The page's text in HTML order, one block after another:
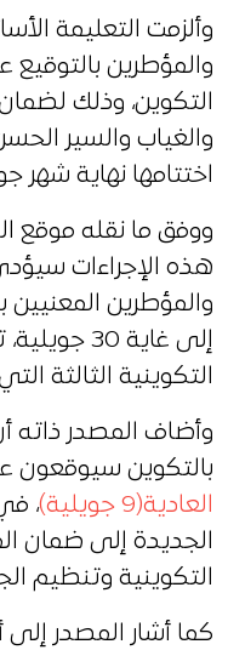
وألزمت التعليمة
والمؤطرين بالتوقيع
التكوين، وذلك
والغياب والسير
اختتامها نهاية شهر
ووفق ما نقله موقع
هذه الإجراءات
والمؤطرين
إلى غاية 30
التكوينية الثالثة التي
وأضاف المصدر ذاته
بالتكوين سيوقعون
العادية(9 جويلية)
،
الجديدة إلى ضمان
التكوينية وتنظيم
كما أشار المصدر إلى